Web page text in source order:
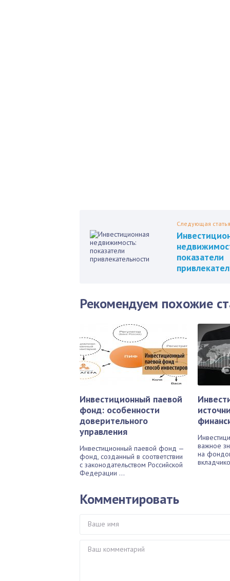
Следующая статья
показатели
Рекомендуем похожие
Инвестиционный паевой
фонд: особенности
доверительного
управления
Инвестиционный паевой фонд —
фонд, созданный в соответствии
с законодательством Российской
Федерации ...
важное
на
Комментировать